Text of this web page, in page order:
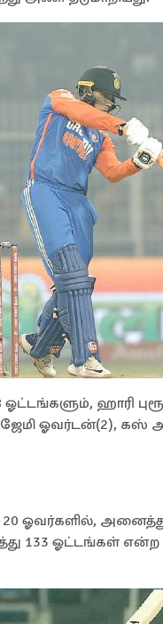
ஹாரி
ஜேமி ஓவர்டன்(2),
ஓவர்களில்,
133 ஓட்டங்கள்